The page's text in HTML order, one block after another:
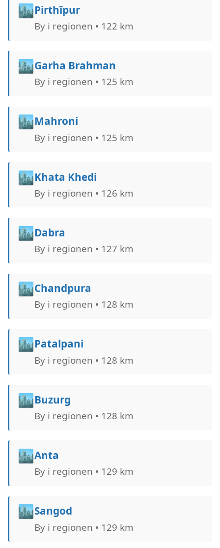
🏙️Pirthīpur
By i regionen • 122 km
🏙️Garha Brahman
By i regionen • 125 km
🏙️Mahroni
By i regionen • 125 km
🏙️Khata Khedi
By i regionen • 126 km
🏙️Dabra
By i regionen • 127 km
🏙️Chandpura
By i regionen • 128 km
🏙️Patalpani
By i regionen • 128 km
🏙️Buzurg
By i regionen • 128 km
🏙️Anta
By i regionen • 129 km
🏙️Sangod
By i regionen • 129 km